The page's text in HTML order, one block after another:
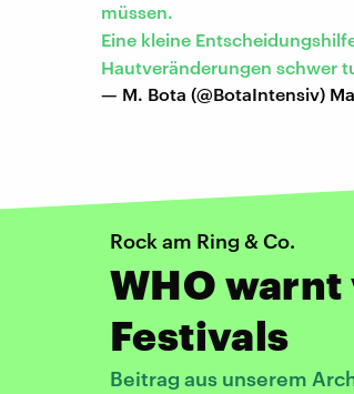
müssen.
Eine kleine
Hautveränderungen schwer
— M. Bota (@BotaIntensiv)
Rock am Ring & Co.
WHO
Festivals
Beitrag aus unserem